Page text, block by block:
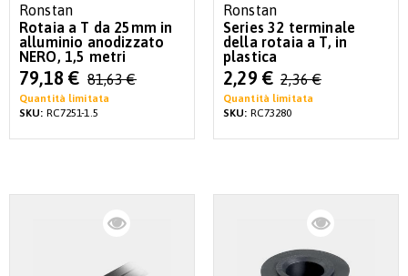
Ronstan
Rotaia a T da 25mm in
alluminio anodizzato
NERO, 1,5 metri
Special
Price
79,18 € 81,63 €
Quantità limitata
SKU: RC7251-1.5
Ronstan
Series 32 terminale
della rotaia a T, in
plastica
Special
Price
2,29 € 2,36 €
Quantità limitata
SKU: RC73280